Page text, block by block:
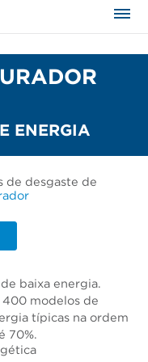
ENERGIA
de desgaste de
baixa energia.
400 modelos de
típicas na ordem
70%.